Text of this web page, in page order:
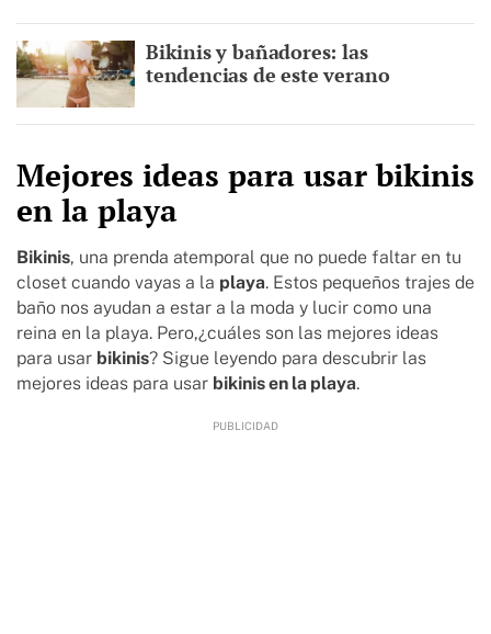
Bikinis y bañadores: las
tendencias de este verano
Mejores ideas para usar bikinis
en la playa
Bikinis, una prenda atemporal que no puede faltar en tu
closet cuando vayas a la playa. Estos pequeños trajes de
baño nos ayudan a estar a la moda y lucir como una
reina en la playa. Pero,¿cuáles son las mejores ideas
para usar bikinis? Sigue leyendo para descubrir las
mejores ideas para usar bikinis en la playa.